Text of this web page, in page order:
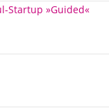
Startup »Guided«